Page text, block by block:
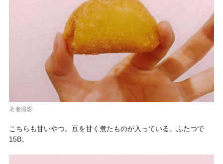
著者撮影
こちらも甘いやつ。豆を甘く煮たものが入っている。ふたつで
15B。